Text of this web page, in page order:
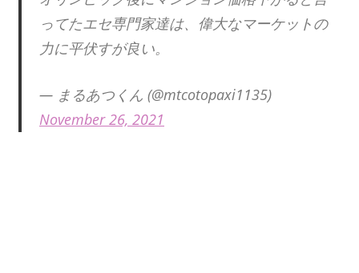
ってたエセ専門家達は、偉大なマーケットの
力に平伏すが良い。
— まるあつくん (@mtcotopaxi1135)
November 26, 2021